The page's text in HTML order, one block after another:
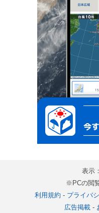
表示：
※PCの閲
利用規約 - プライバ
広告掲載-